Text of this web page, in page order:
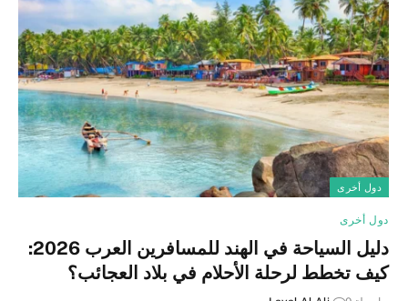
دول أخرى
دول أخرى
دليل السياحة في الهند للمسافرين العرب 2026:
كيف تخطط لرحلة الأحلام في بلاد العجائب؟